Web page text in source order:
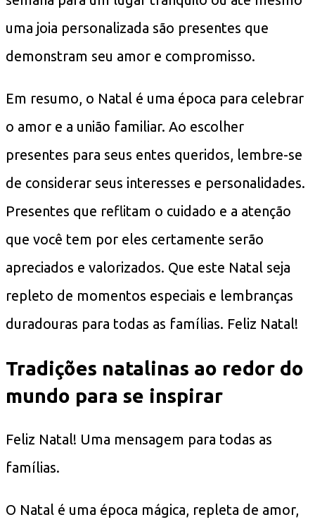
uma joia personalizada são presentes que
demonstram seu amor e compromisso.
Em resumo, o Natal é uma época para celebrar
o amor e a união familiar. Ao escolher
presentes para seus entes queridos, lembre-se
de considerar seus interesses e personalidades.
Presentes que reflitam o cuidado e a atenção
que você tem por eles certamente serão
apreciados e valorizados. Que este Natal seja
repleto de momentos especiais e lembranças
duradouras para todas as famílias. Feliz Natal!
Tradições natalinas ao redor do
mundo para se inspirar
Feliz Natal! Uma mensagem para todas as
famílias.
O Natal é uma época mágica, repleta de amor,